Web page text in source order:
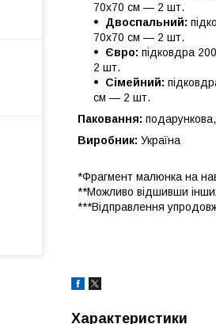
70х70 см — 2 шт.
Двоспальний:
70х70 см — 2 шт.
Євро: підковдра
2 шт.
Сімейний:
см — 2 шт.
Паковання:
Виробник: Україна
*Фрагмент малюнка на
**Можливо відшивши
***Відправлення
Характеристики